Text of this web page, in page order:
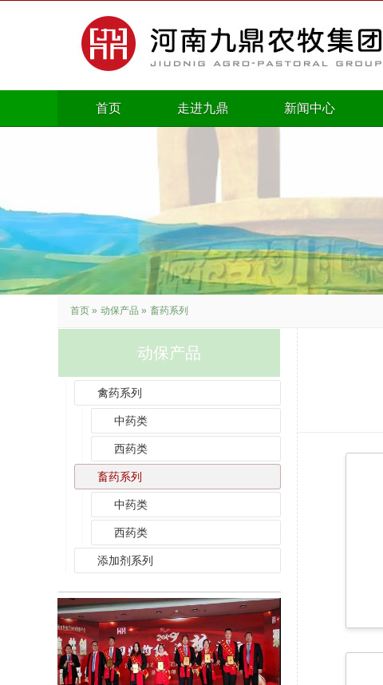
首页 走进九鼎 新闻中心
首页 » 动保产品 » 畜药系列
动保产品
禽药系列
中药类
西药类
畜药系列
中药类
西药类
添加剂系列